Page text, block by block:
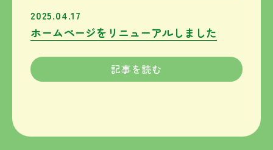
2025.04.17
ホームページをリニューアルしました
記事を読む